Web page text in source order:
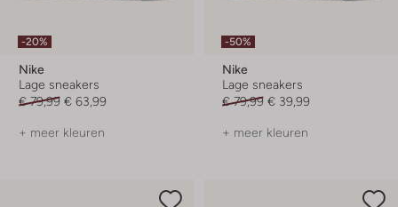
-20%
Nike
Lage sneakers
€ 79,99 € 63,99
+ meer kleuren
-50%
Nike
Lage sneakers
€ 79,99 € 39,99
+ meer kleuren